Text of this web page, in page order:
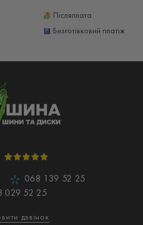
Післяплата
Безготівковий платіж
068 139 52 25
029 52 25
дзвінок